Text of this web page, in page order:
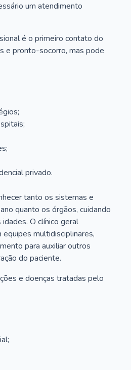
um atendimento
é o primeiro contato do
e pronto-socorro, mas pode
privado.
tanto os sistemas e
quanto os órgãos, cuidando
O clínico geral
multidisciplinares,
para auxiliar outros
do paciente.
e doenças tratadas pelo